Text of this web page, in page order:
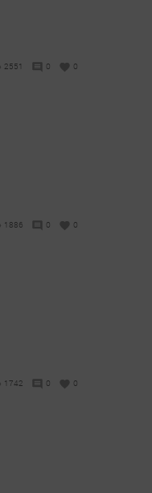
2551 0 0
1886 0 0
1742 0 0